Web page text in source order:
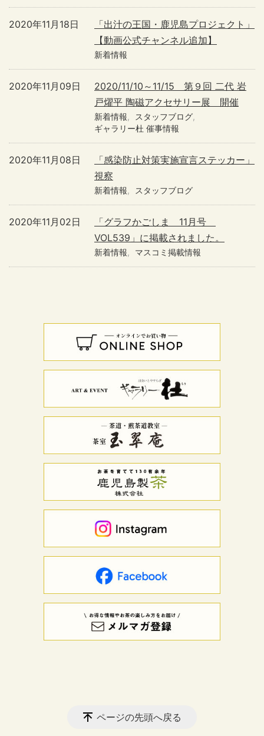
「出汁の王国・鹿児島プロジェクト」
【動画公式チャンネル追加】
2020年11月18日
新着情報
2020/11/10～11/15 第９回 二代 岩
戸燿平 陶磁アクセサリー展 開催
2020年11月09日
新着情報
スタッフブログ
ギャラリー杜 催事情報
「感染防止対策実施宣言ステッカー」
視察
2020年11月08日
新着情報 スタッフブログ
「グラフかごしま 11月号
VOL539」に掲載されました。
2020年11月02日
新着情報 マスコミ掲載情報
ページの先頭へ戻る